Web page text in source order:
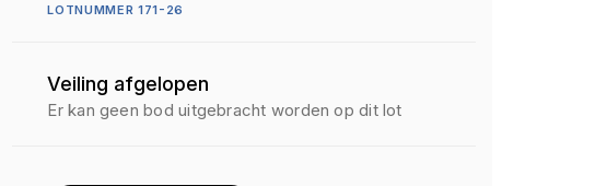
LOTNUMMER 171-26
Veiling afgelopen
Er kan geen bod uitgebracht worden op dit lot